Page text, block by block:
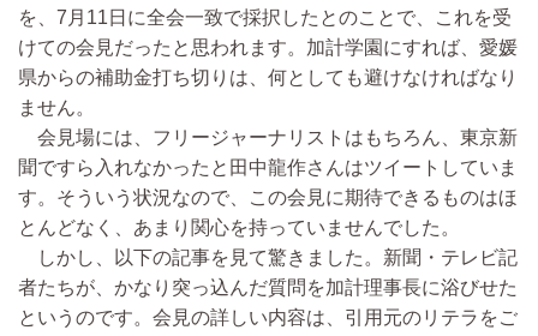
を、7月11日に全会一致で採択したとのことで、これを受
けての会見だったと思われます。加計学園にすれば、愛媛
県からの補助金打ち切りは、何としても避けなければなり
ません。
会見場には、フリージャーナリストはもちろん、東京新
聞ですら入れなかったと田中龍作さんはツイートしていま
す。そういう状況なので、この会見に期待できるものはほ
とんどなく、あまり関心を持っていませんでした。
しかし、以下の記事を見て驚きました。新聞・テレビ記
者たちが、かなり突っ込んだ質問を加計理事長に浴びせた
というのです。会見の詳しい内容は、引用元のリテラをご